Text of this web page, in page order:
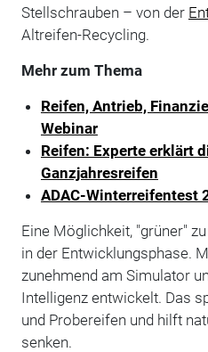
Stellschrauben – von der
Altreifen-Recycling.
Mehr zum Thema
Reifen, Antrieb,
Webinar
Reifen: Experte erklärt
Ganzjahresreifen
ADAC-Winterreifentest
Eine Möglichkeit, "grüner"
in der Entwicklungsphase.
zunehmend am Simulator
Intelligenz entwickelt. Das
und Probereifen und hilft
senken.